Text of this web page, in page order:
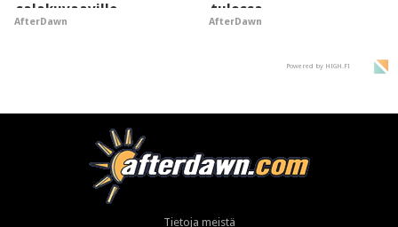
salakuvaaville
hyypiöille
AfterDawn
tulossa
AfterDawn
Powered by HIGH.FI
Tietoja meistä